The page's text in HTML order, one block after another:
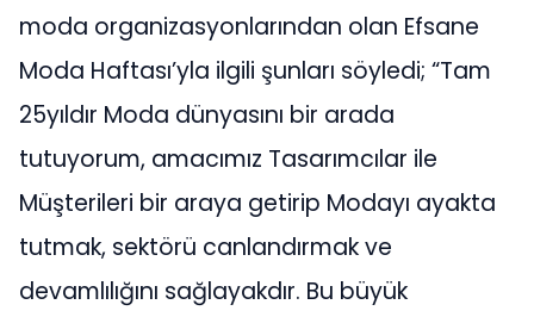
moda organizasyonlarından olan Efsane
Moda Haftası’yla ilgili şunları söyledi; “Tam
25yıldır Moda dünyasını bir arada
tutuyorum, amacımız Tasarımcılar ile
Müşterileri bir araya getirip Modayı ayakta
tutmak, sektörü canlandırmak ve
devamlılığını sağlayakdır. Bu büyük